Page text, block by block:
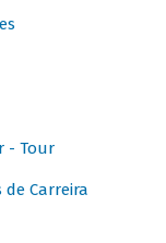
- Tour
de Carreira